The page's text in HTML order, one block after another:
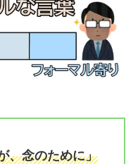
、念のために」